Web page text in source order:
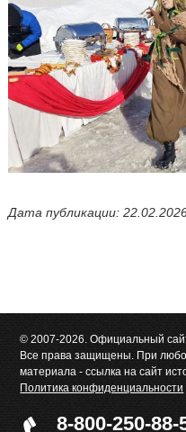
Дата публикации:
© 2007-2026. Официальный
Все права защищены. При
материала - ссылка на сайт
Политика конфиденциальности
8-800-250-88-